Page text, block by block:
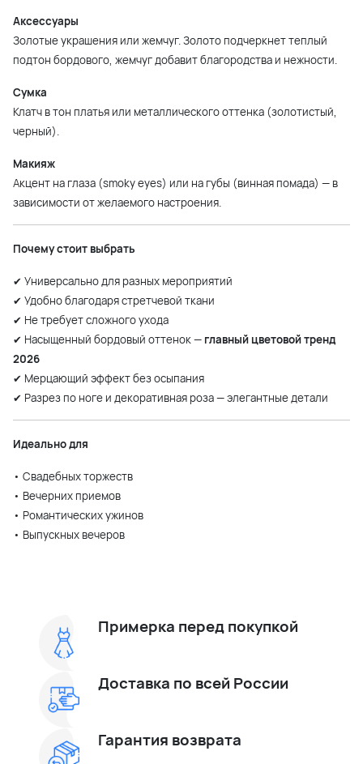
Аксессуары
Золотые украшения или жемчуг. Золото подчеркнет теплый
подтон бордового, жемчуг добавит благородства и нежности.
Сумка
Клатч в тон платья или металлического оттенка (золотистый,
черный).
Макияж
Акцент на глаза (smoky eyes) или на губы (винная помада) — в
зависимости от желаемого настроения.
Почему стоит выбрать
✔ Универсально для разных мероприятий
✔ Удобно благодаря стретчевой ткани
✔ Не требует сложного ухода
✔ Насыщенный бордовый оттенок — главный цветовой тренд
2026
✔ Мерцающий эффект без осыпания
✔ Разрез по ноге и декоративная роза — элегантные детали
Идеально для
• Свадебных торжеств
• Вечерних приемов
• Романтических ужинов
• Выпускных вечеров
Примерка перед покупкой
Доставка по всей России
Гарантия возврата